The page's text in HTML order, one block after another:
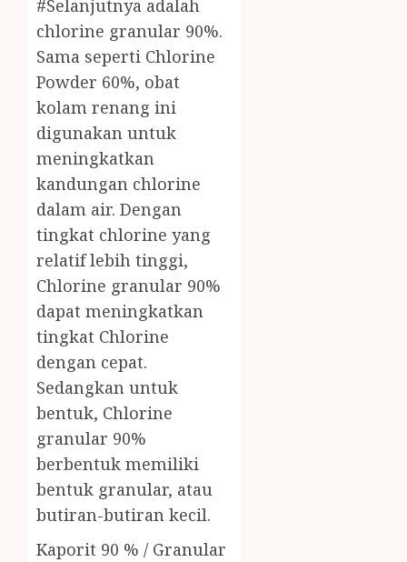
#Selanjutnya adalah
chlorine granular 90%.
Sama seperti Chlorine
Powder 60%, obat
kolam renang ini
digunakan untuk
meningkatkan
kandungan chlorine
dalam air. Dengan
tingkat chlorine yang
relatif lebih tinggi,
Chlorine granular 90%
dapat meningkatkan
tingkat Chlorine
dengan cepat.
Sedangkan untuk
bentuk, Chlorine
granular 90%
berbentuk memiliki
bentuk granular, atau
butiran-butiran kecil.
Kaporit 90 % / Granular